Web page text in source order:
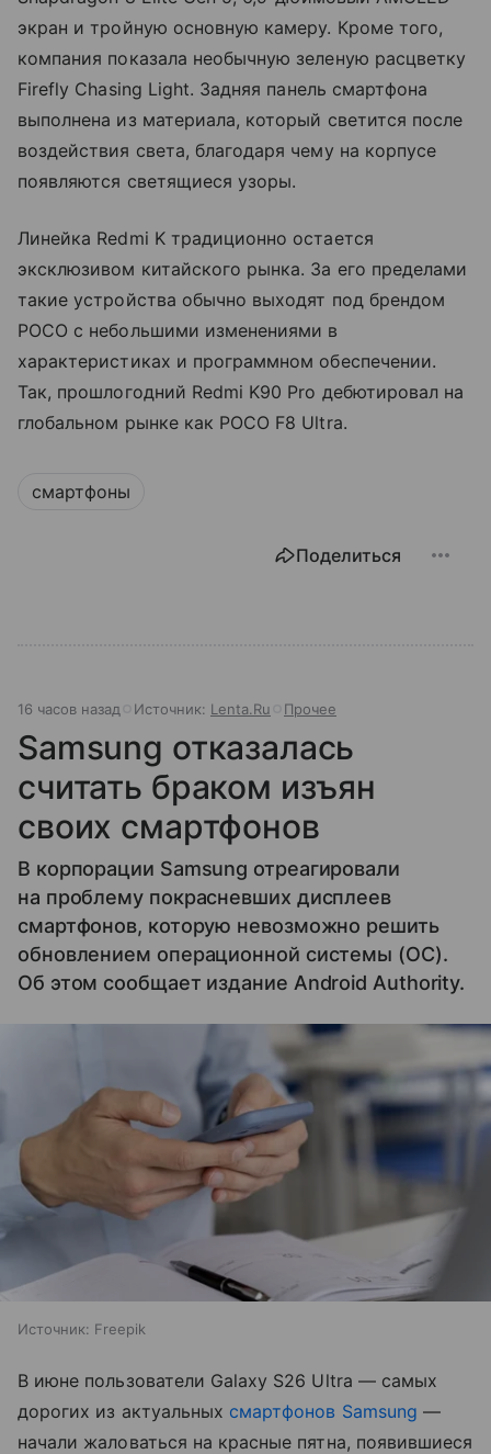
экран и тройную основную камеру. Кроме того,
компания показала необычную зеленую расцветку
Firefly Chasing Light. Задняя панель смартфона
выполнена из материала, который светится после
воздействия света, благодаря чему на корпусе
появляются светящиеся узоры.
Линейка Redmi K традиционно остается
эксклюзивом китайского рынка. За его пределами
такие устройства обычно выходят под брендом
POCO с небольшими изменениями в
характеристиках и программном обеспечении.
Так, прошлогодний Redmi K90 Pro дебютировал на
глобальном рынке как POCO F8 Ultra.
смартфоны
Поделиться
16 часов назад Источник: Lenta.Ru Прочее
Samsung отказалась
считать браком изъян
своих смартфонов
В корпорации Samsung отреагировали
на проблему покрасневших дисплеев
смартфонов, которую невозможно решить
обновлением операционной системы (ОС).
Об этом сообщает издание Android Authority.
Источник: Freepik
В июне пользователи Galaxy S26 Ultra — самых
дорогих из актуальных смартфонов Samsung —
начали жаловаться на красные пятна, появившиеся